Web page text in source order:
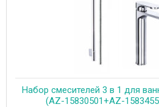
Набор смесителей 3 в 1 для
(AZ-15830501+AZ-